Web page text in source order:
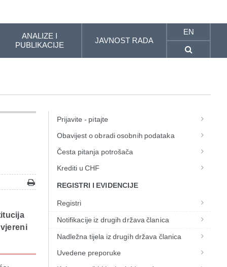
ANALIZE I
PUBLIKACIJE
JAVNOST RADA
EN
Prijavite - pitajte
Obavijest o obradi osobnih podataka
Česta pitanja potrošača
Krediti u CHF
REGISTRI I EVIDENCIJE
Registri
Notifikacije iz drugih država članica
Nadležna tijela iz drugih država članica
Uvedene preporuke